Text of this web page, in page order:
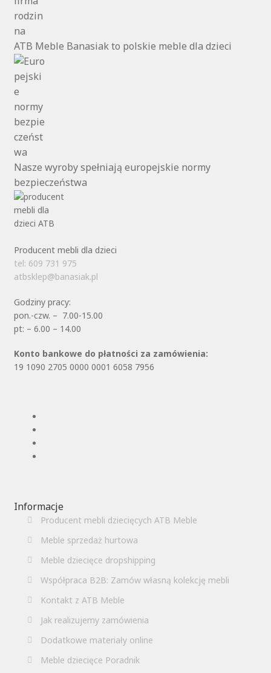
ATB Meble Banasiak to polskie meble dla dzieci
Nasze wyroby spełniają europejskie normy
bezpieczeństwa
Producent mebli dla dzieci
tel: 609 731 975
atbsklep@banasiak.pl
Godziny pracy:
pon.-czw. – 7.00-15.00
pt: – 6.00 – 14.00
Konto bankowe do płatności za zamówienia:
19 1090 2705 0000 0001 6058 7956
Informacje
Producent mebli dziecięcych ATB Meble
Meble sprzedaż hurtowa
Meble dziecięce dropshipping
Współpraca B2B: Zamów własną kolekcję mebli
Kontakt z ATB Meble
Jak realizujemy zamówienia
Dodatkowe materiały online
Meble dziecięce Poradnik